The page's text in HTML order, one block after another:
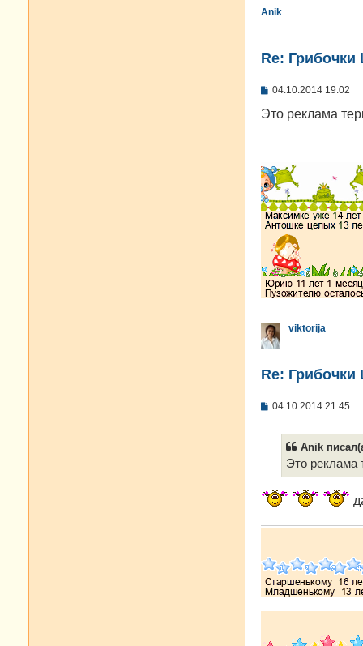
Anik
Re:
С
о
и
е
04.10.2014 19:02
Это реклама
viktorija
Re:
С
е
04.10.2014 21:45
Anik
Это реклама